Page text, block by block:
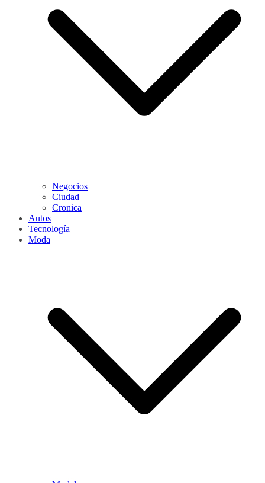
Negocios
Ciudad
Cronica
Autos
Tecnología
Moda